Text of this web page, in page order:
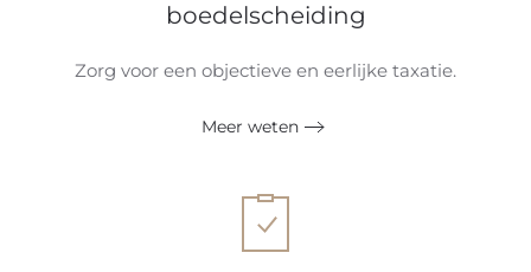
boedelscheiding
Zorg voor een objectieve en eerlijke taxatie.
Meer weten